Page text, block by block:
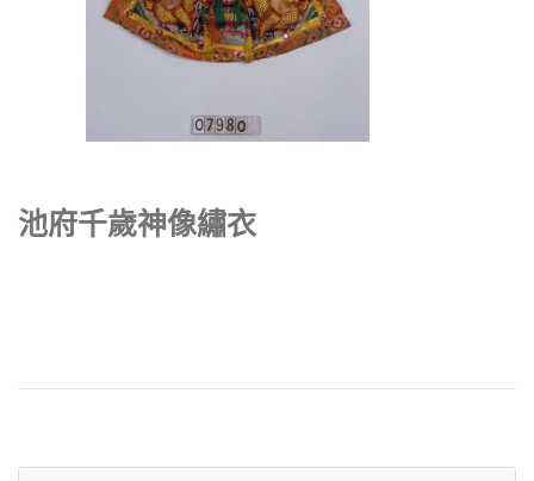
池府千歲神像繡衣